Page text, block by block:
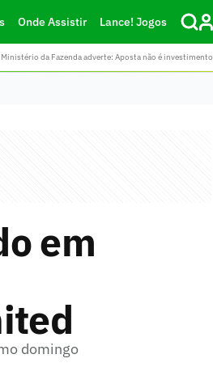
Onde Assistir Lance! Jogos
da Fazenda adverte: Aposta não é investimento
em
domingo